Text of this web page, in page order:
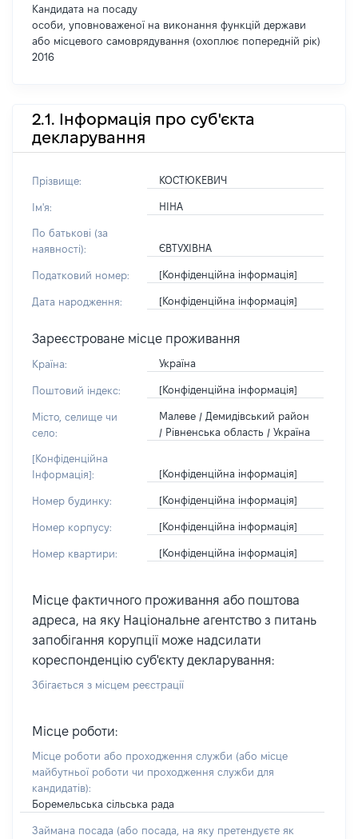
Кандидата на посаду
особи, уповноваженої на виконання функцій держави
або місцевого самоврядування (охоплює попередній рік)
2016
2.1. Інформація про суб'єкта
декларування
Прізвище: КОСТЮКЕВИЧ
Ім'я: НІНА
По батькові (за
наявності):
ЄВТУХІВНА
Податковий номер: [Конфіденційна інформація]
Дата народження: [Конфіденційна інформація]
Зареєстроване місце проживання
Країна: Україна
Поштовий індекс: [Конфіденційна інформація]
Місто, селище чи
село:
Малеве / Демидівський район
/ Рівненська область / Україна
[Конфіденційна
Інформація]:
[Конфіденційна інформація]
Номер будинку: [Конфіденційна інформація]
Номер корпусу: [Конфіденційна інформація]
Номер квартири: [Конфіденційна інформація]
Місце фактичного проживання або поштова
адреса, на яку Національне агентство з питань
запобігання корупції може надсилати
кореспонденцію суб'єкту декларування:
Збігається з місцем реєстрації
Місце роботи:
Місце роботи або проходження служби (або місце
майбутньої роботи чи проходження служби для
кандидатів):
Боремельська сільська рада
Займана посада (або посада, на яку претендуєте як